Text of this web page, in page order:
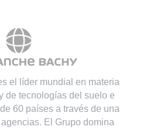
el líder mundial en materia
de tecnologías del suelo e
60 países a través de una
El Grupo domina